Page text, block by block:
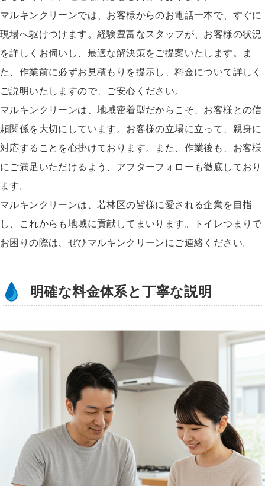
マルキンクリーンでは、お客様からのお電話一本で、すぐに
現場へ駆けつけます。経験豊富なスタッフが、お客様の状況
を詳しくお伺いし、最適な解決策をご提案いたします。ま
た、作業前に必ずお見積もりを提示し、料金について詳しく
ご説明いたしますので、ご安心ください。
マルキンクリーンは、地域密着型だからこそ、お客様との信
頼関係を大切にしています。お客様の立場に立って、親身に
対応することを心掛けております。また、作業後も、お客様
にご満足いただけるよう、アフターフォローも徹底しており
ます。
マルキンクリーンは、若林区の皆様に愛される企業を目指
し、これからも地域に貢献してまいります。トイレつまりで
お困りの際は、ぜひマルキンクリーンにご連絡ください。
明確な料金体系と丁寧な説明